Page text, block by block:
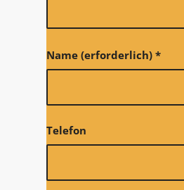
Name (erforderlich) *
Telefon